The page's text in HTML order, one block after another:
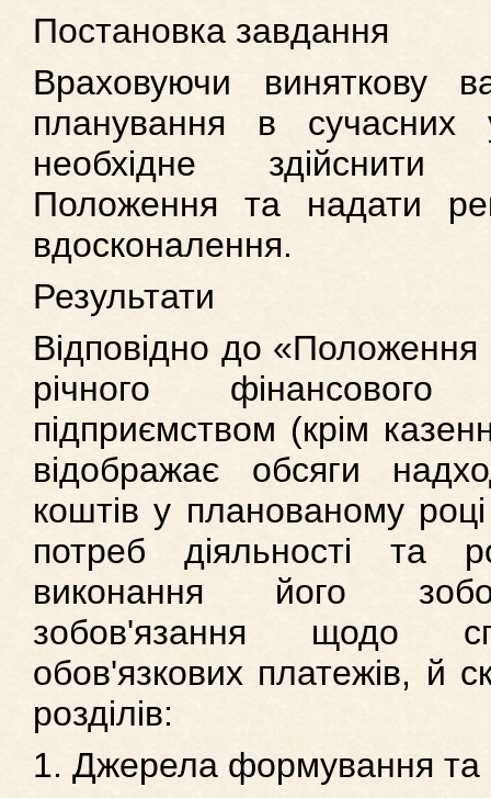
Постановка завдання
Враховуючи виняткову
планування в
необхідне здійснити
Положення та надати
вдосконалення.
Результати
Відповідно до
річного
підприємством (крім
відображає обсяги
коштів у планованому
потреб діяльності та
виконання його
зобов'язання щодо
обов'язкових платежів, й
розділів:
1. Джерела формування та